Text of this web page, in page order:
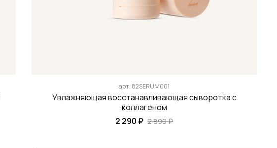
арт. 82SERUM001
Увлажняющая восстанавливающая сыворотка с
коллагеном
2 290 ₽ 2 890 ₽